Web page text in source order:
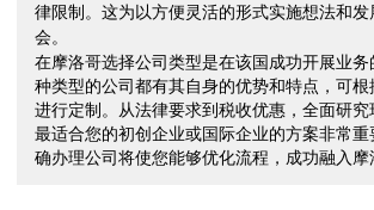
律限制。这为以方便灵活的形式实施想法和
会。
在摩洛哥选择公司类型是在该国成功开展业
种类型的公司都有其自身的优势和特点，可
进行定制。从法律要求到税收优惠，全面研
最适合您的初创企业或国际企业的方案非常重
确办理公司将使您能够优化流程，成功融入摩